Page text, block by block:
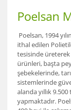
Poelsan
Poelsan, 1994
ithal edilen
tesisinde
ürünleri, başta
şebekelerinde,
sistemlerinde
alanda yıllık
yapmaktadır.